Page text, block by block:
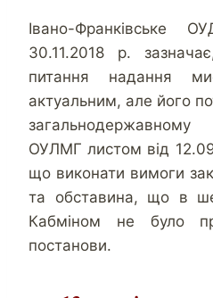
Івано-Франківське
30.11.2018 р.
питання надання
актуальним, але його
ОУЛМГ листом від
що виконати вимоги
та обставина, що в
Кабміном не було
постанови.